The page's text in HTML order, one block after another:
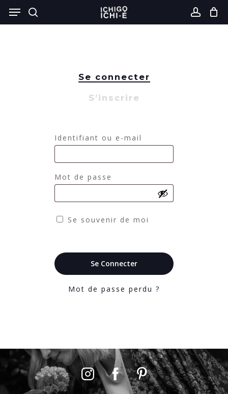
search
Menu
Cart Close
Votre panier est vide.
Go To Shop
Se connecter
S’inscrire
Identifiant ou e-mail
Mot de passe
Se souvenir de moi
Se Connecter
Mot de passe perdu ?